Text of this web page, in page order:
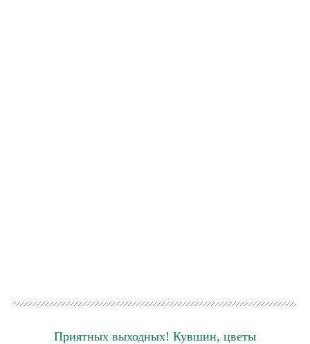
Приятных выходных! Кувшин, цветы